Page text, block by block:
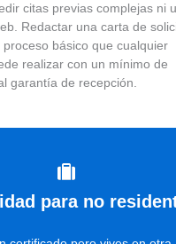
citas previas complejas ni
Redactar una carta de
básico que cualquier
realizar con un mínimo de
garantía de recepción.
para no